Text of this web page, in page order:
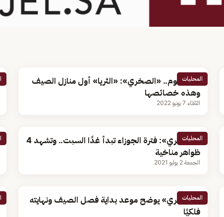
المحليات
تبدأ اليوم.. «الصخري»: «الثريا» أول منازل الصيف
وهذه خصائصها
الثلاثاء 7 يونيو 2022
المحليات
«الصخَري»: فترة الجوزاء تبدأ غدًا السبت.. وتشهد 4
ظواهر مناخية
الجمعة 2 يوليو 2021
المحليات
«الصخري» يوضح موعد بداية فصل الصيف ونهايته
فلكيًا